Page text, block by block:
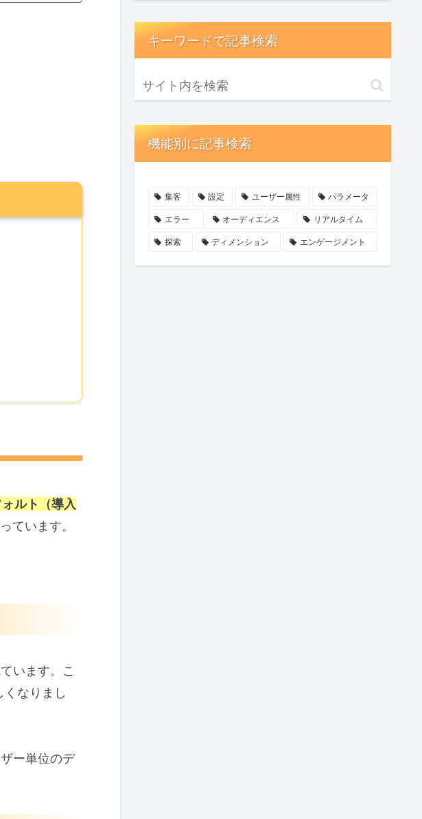
ルト（導入
ています。
います。こ
なりまし
ー単位のデ
キーワードで記事検索
機能別に記事検索
集客 設定 ユーザー属性 パラメータ
エラー オーディエンス リアルタイム
探索 ディメンション エンゲージメント